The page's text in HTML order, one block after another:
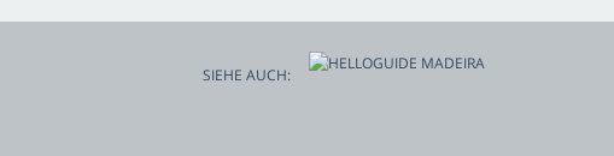
SIEHE AUCH: